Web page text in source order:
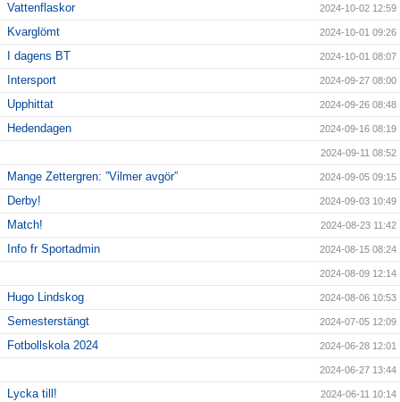
Vattenflaskor 2024-10-02 12:59
Kvarglömt 2024-10-01 09:26
I dagens BT 2024-10-01 08:07
Intersport 2024-09-27 08:00
Upphittat 2024-09-26 08:48
Hedendagen 2024-09-16 08:19
2024-09-11 08:52
Mange Zettergren: ”Vilmer avgör” 2024-09-05 09:15
Derby! 2024-09-03 10:49
Match! 2024-08-23 11:42
Info fr Sportadmin 2024-08-15 08:24
2024-08-09 12:14
Hugo Lindskog 2024-08-06 10:53
Semesterstängt 2024-07-05 12:09
Fotbollskola 2024 2024-06-28 12:01
2024-06-27 13:44
Lycka till! 2024-06-11 10:14